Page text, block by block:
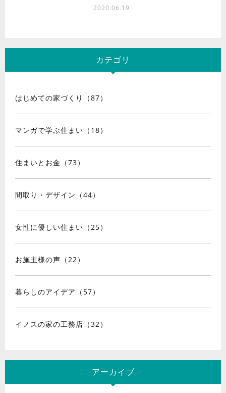
2020.06.19
カテゴリ
はじめての家づくり（87）
マンガで学ぶ住まい（18）
住まいとお金（73）
間取り・デザイン（44）
女性に優しい住まい（25）
お施主様の声（22）
暮らしのアイデア（57）
イノスの家の工務店（32）
アーカイブ